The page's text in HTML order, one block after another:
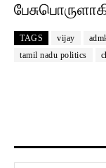
TAGS vijay
tamil nadu politics